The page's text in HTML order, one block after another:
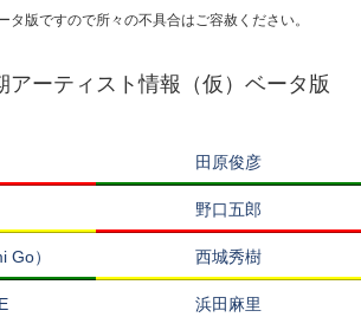
版ですので所々の不具合はご容赦ください。
アーティスト情報（仮）ベータ版
田原俊彦
野口五郎
Go） 西城秀樹
浜田麻里